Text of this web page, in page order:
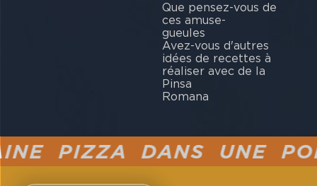
Que pensez-vous de
ces amuse-
Avez-vous d'autres
idées de recettes à
réaliser avec de la
Pinsa
PIZZA DANS UNE